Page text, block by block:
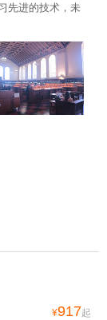
先进的技术，未
人的图书馆摸
¥917起